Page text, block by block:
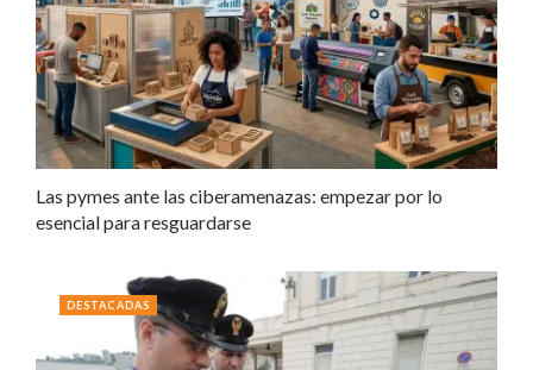
Las pymes ante las ciberamenazas: empezar por lo
esencial para resguardarse
DESTACADAS